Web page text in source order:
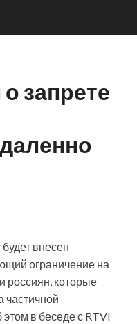
запрете
внесен
ограничение на
россиян, которые
частичной
в беседе с RTVI